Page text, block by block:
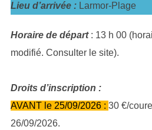
Lieu d’arrivée :Larmor-Plage
Horaire de départ : 13 h 00
modifié. Consulter le site).
Droits d’inscription :
AVANT le 25/09/2026 : 30 €/
26/09/2026.